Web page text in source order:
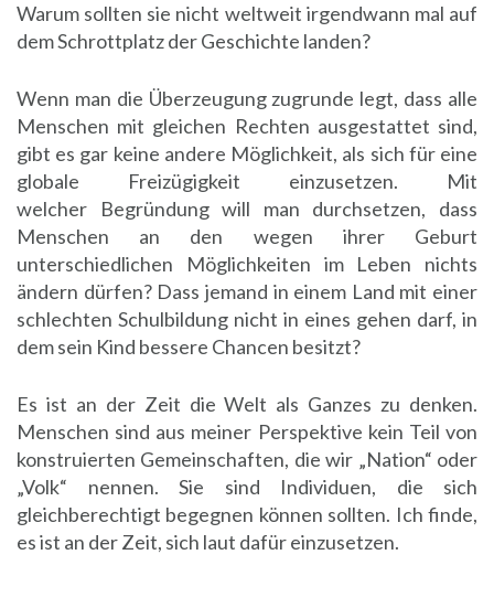
Warum sollten sie nicht weltweit irgendwann mal auf
dem Schrottplatz der Geschichte landen?
Wenn man die Überzeugung zugrunde legt, dass alle
Menschen mit gleichen Rechten ausgestattet sind,
gibt es gar keine andere Möglichkeit, als sich für eine
globale Freizügigkeit einzusetzen. Mit
welcher Begründung will man durchsetzen, dass
Menschen an den wegen ihrer Geburt
unterschiedlichen Möglichkeiten im Leben nichts
ändern dürfen? Dass jemand in einem Land mit einer
schlechten Schulbildung nicht in eines gehen darf, in
dem sein Kind bessere Chancen besitzt?
Es ist an der Zeit die Welt als Ganzes zu denken.
Menschen sind aus meiner Perspektive kein Teil von
konstruierten Gemeinschaften, die wir „Nation“ oder
„Volk“ nennen. Sie sind Individuen, die sich
gleichberechtigt begegnen können sollten. Ich finde,
es ist an der Zeit, sich laut dafür einzusetzen.